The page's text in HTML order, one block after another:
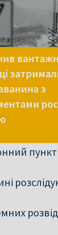
з
пункт